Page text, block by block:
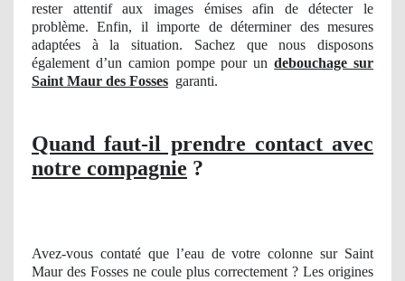
rester attentif aux images émises afin de détecter le
problème. Enfin, il importe de déterminer des mesures
adaptées à la situation. Sachez que nous disposons
également d’un camion pompe pour undebouchage sur
Saint Maur des Fosses garanti.
Quand faut-il prendre contact avec
notre compagnie ?
Avez-vous contaté que l’eau de votre colonne sur Saint
Maur des Fosses ne coule plus correctement ? Les origines